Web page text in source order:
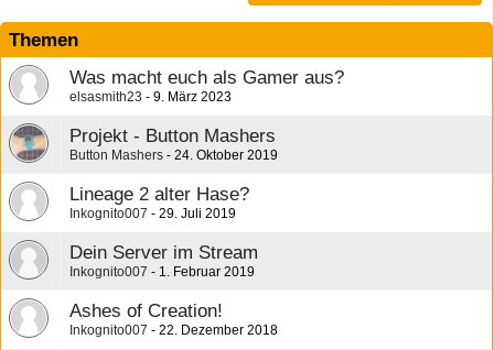
Themen
Was macht euch als Gamer aus?
elsasmith23 9. März 2023
Projekt - Button Mashers
Button Mashers 24. Oktober 2019
Lineage 2 alter Hase?
Inkognito007 29. Juli 2019
Dein Server im Stream
Inkognito007 1. Februar 2019
Ashes of Creation!
Inkognito007 22. Dezember 2018